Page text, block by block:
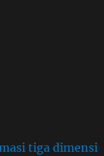
tiga dimensi